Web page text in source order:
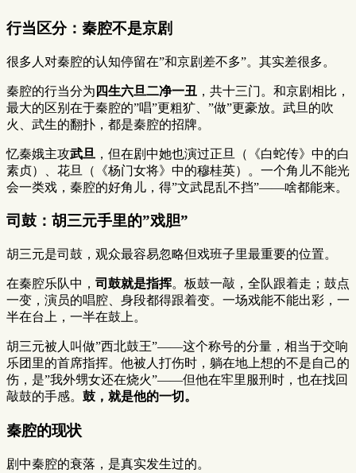
行当区分：秦腔不是京剧
很多人对秦腔的认知停留在”和京剧差不多”。其实差很多。
秦腔的行当分为 四生六旦二净一丑 ，共十三门。和京剧相比，
最大的区别在于秦腔的”唱”更粗犷、”做”更豪放。武旦的吹
火、武生的翻扑，都是秦腔的招牌。
忆秦娥主攻武旦 ，但在剧中她也演过正旦（《白蛇传》中的白
素贞）、花旦（《杨门女将》中的穆桂英）。一个角儿不能光
会一类戏，秦腔的好角儿，得”文武昆乱不挡”——啥都能来。
司鼓：胡三元手里的”戏胆”
胡三元是司鼓，观众最容易忽略但戏班子里最重要的位置。
在秦腔乐队中， 司鼓就是指挥。板鼓一敲，全队跟着走；鼓点
一变，演员的唱腔、身段都得跟着变。一场戏能不能出彩，一
半在台上，一半在鼓上。
胡三元被人叫做”西北鼓王”——这个称号的分量，相当于交响
乐团里的首席指挥。他被人打伤时，躺在地上想的不是自己的
伤，是”我外甥女还在烧火”——但他在牢里服刑时，也在找回
敲鼓的手感。 鼓，就是他的一切。
秦腔的现状
剧中秦腔的衰落，是真实发生过的。